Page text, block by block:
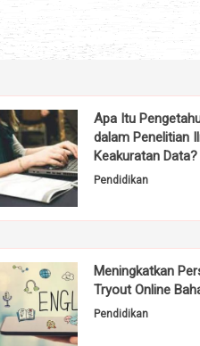
Apa Itu
dalam Penelitian
Keakuratan Data?
Pendidikan
Meningkatkan
Tryout Online
Pendidikan